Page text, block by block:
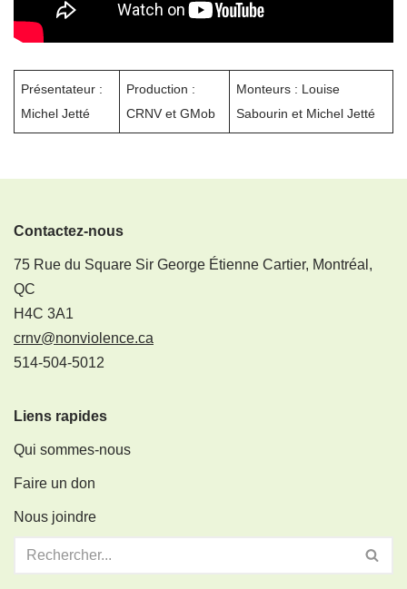
Présentateur :
Michel Jetté
Production :
CRNV et GMob
Monteurs : Louise
Sabourin et Michel Jetté
Contactez-nous
75 Rue du Square Sir George Étienne Cartier, Montréal,
QC
H4C 3A1
crnv@nonviolence.ca
514-504-5012
Liens rapides
Qui sommes-nous
Faire un don
Nous joindre